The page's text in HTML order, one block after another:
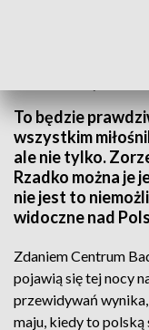
To będzie
wszystkim
ale nie tylko.
Rzadko można je
nie jest to
widoczne nad
Zdaniem Centrum
pojawią się tej nocy
przewidywań
maju, kiedy to polską